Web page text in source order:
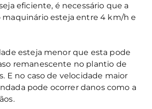
eficiente, é necessário que a
maquinário esteja entre 4 km/h e
esteja menor que esta pode
remanescente no plantio de
E no caso de velocidade maior
pode ocorrer danos como a